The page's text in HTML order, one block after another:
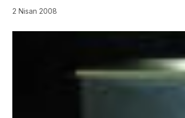
2 Nisan 2008